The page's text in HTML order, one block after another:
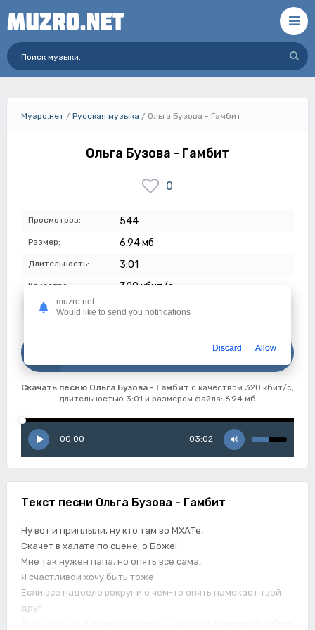
Музро.нет / Русская музыка / Ольга Бузова - Гамбит
Ольга Бузова - Гамбит
0
Просмотров: 544
Размер: 6.94 мб
Длительность: 3:01
Качество: 320 кбит/с
Дата: 15-05-2024
Скачать песню Ольга Бузова - Гамбит с качеством 320 кбит/с,
длительностью 3:01 и размером файла: 6.94 мб
00:00 03:02
Текст песни Ольга Бузова - Гамбит
Ну вот и приплыли, ну кто там во МХАТе,
Скачет в халате по сцене, о Боже!
Мне так нужен папа, но опять все сама,
Я счастливой хочу быть тоже
Если все надоело вокруг и о чем-то опять намекает твой
друг
muzro.net
Would like to send you notifications
Discard Allow